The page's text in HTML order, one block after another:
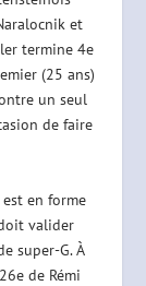
et
termine 4e
(25 ans)
un seul
de faire
en forme
valider
super-G. À
de Rémi